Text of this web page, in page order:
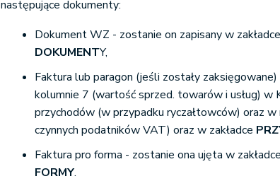
następujące dokumenty:
Dokument WZ - zostanie on zapisany w zakładce
DOKUMENTY,
Faktura lub paragon (jeśli zostały
kolumnie 7 (wartość sprzed. towarów i usług) w
przychodów (w przypadku ryczałtowców) oraz
czynnych podatników VAT) oraz w zakładce
Faktura pro forma - zostanie ona ujęta w zakładce
FORMY.